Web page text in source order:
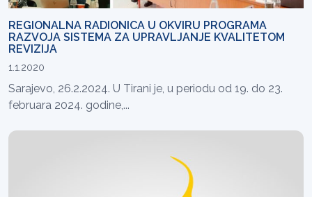
REGIONALNA RADIONICA U OKVIRU PROGRAMA
RAZVOJA SISTEMA ZA UPRAVLJANJE KVALITETOM
REVIZIJA
1.1.2020
Sarajevo, 26.2.2024. U Tirani je, u periodu od 19. do 23.
februara 2024. godine,...